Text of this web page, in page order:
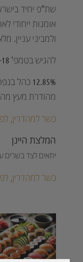
שת"פ יחיד
אומנות ייחודי
ולמביני עניין.
להגיש בטמפ' 17-18 מעלות
12.85%
מהודרת מעץ
כשר למהדרין,
המלצת היינן
יתאים לצד בשרים
כשר למהדרין,